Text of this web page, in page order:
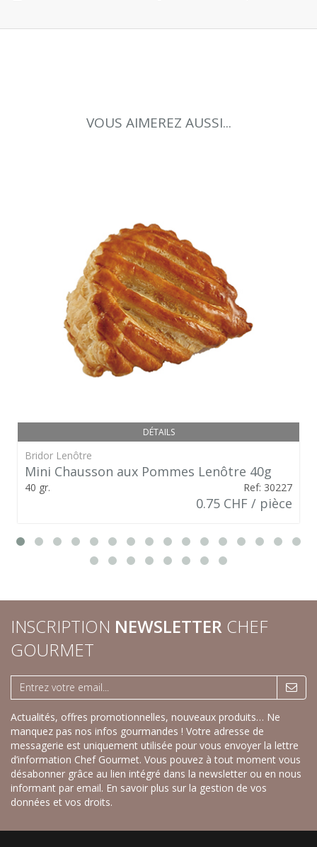
VOUS AIMEREZ AUSSI...
DÉTAILS
Bridor Lenôtre
Mini Chausson aux Pommes Lenôtre 40g
40 gr. Ref: 30227
0.75 CHF / pièce
INSCRIPTION NEWSLETTER CHEF
GOURMET
Actualités, offres promotionnelles, nouveaux produits… Ne
manquez pas nos infos gourmandes ! Votre adresse de
messagerie est uniquement utilisée pour vous envoyer la lettre
d’information Chef Gourmet. Vous pouvez à tout moment vous
désabonner grâce au lien intégré dans la newsletter ou en nous
informant par email. En savoir plus sur la gestion de vos
données et vos droits.